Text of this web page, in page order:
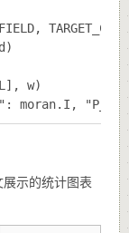
w)
示的统计图表